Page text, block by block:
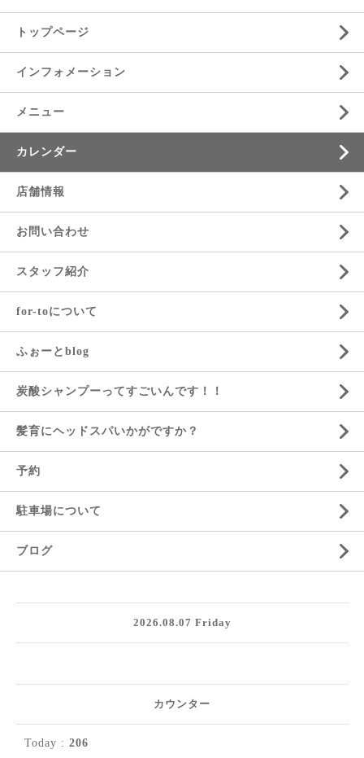
トップページ
インフォメーション
メニュー
カレンダー
店舗情報
お問い合わせ
スタッフ紹介
for-toについて
ふぉーとblog
炭酸シャンプーってすごいんです！！
髪育にヘッドスパいかがですか？
予約
駐車場について
ブログ
2026.08.07 Friday
カウンター
Today : 206